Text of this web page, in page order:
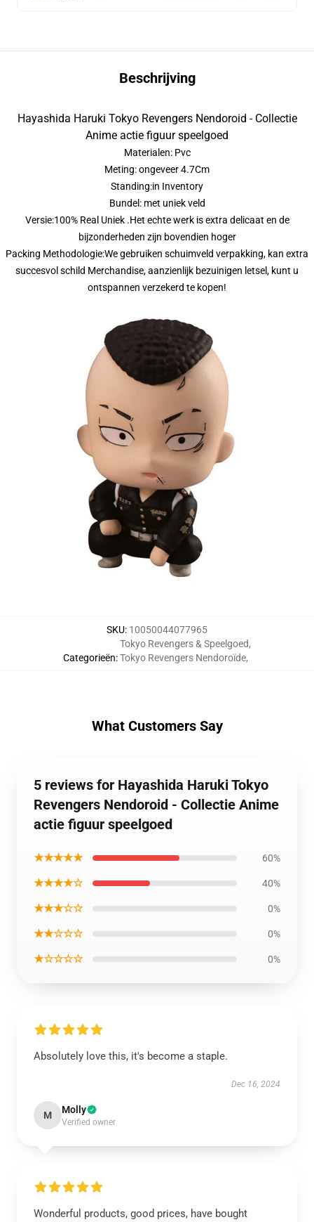
Beschrijving
Hayashida Haruki Tokyo Revengers Nendoroid - Collectie
Anime actie figuur speelgoed
Materialen: Pvc
Meting: ongeveer 4.7Cm
Standing:in Inventory
Bundel: met uniek veld
Versie:100% Real Uniek .Het echte werk is extra delicaat en de
bijzonderheden zijn bovendien hoger
Packing Methodologie:We gebruiken schuimveld verpakking, kan extra
succesvol schild Merchandise, aanzienlijk bezuinigen letsel, kunt u
ontspannen verzekerd te kopen!
SKU: 10050044077965
Categorieën:
Tokyo Revengers & Speelgoed,
Tokyo Revengers Nendoroïde,
What Customers Say
5 reviews for Hayashida Haruki Tokyo
Revengers Nendoroid - Collectie Anime
actie figuur speelgoed
★★★★★ 60%
★★★★☆ 40%
★★★☆☆ 0%
★★☆☆☆ 0%
★☆☆☆☆ 0%
Absolutely love this, it's become a staple.
Dec 16, 2024
M Molly
Verified owner
Wonderful products, good prices, have bought